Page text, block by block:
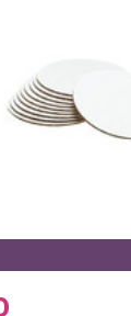
et bouteilles (62)